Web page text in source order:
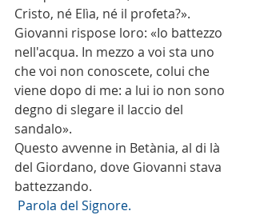
Cristo, né Elìa, né il profeta?».
Giovanni rispose loro: «Io battezzo
nell'acqua. In mezzo a voi sta uno
che voi non conoscete, colui che
viene dopo di me: a lui io non sono
degno di slegare il laccio del
sandalo».
Questo avvenne in Betània, al di là
del Giordano, dove Giovanni stava
battezzando.
Parola del Signore.